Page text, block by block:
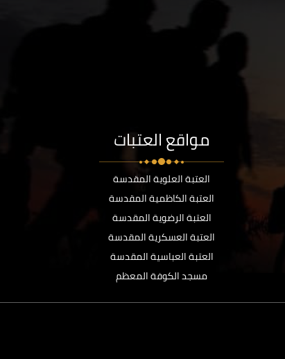
مواقع العتبات
العتبة العلوية المقدسة
العتبة الكاظمية المقدسة
العتبة الرضوية المقدسة
العتبة العسكرية المقدسة
العتبة العباسية المقدسة
مسجد الكوفة المعظم